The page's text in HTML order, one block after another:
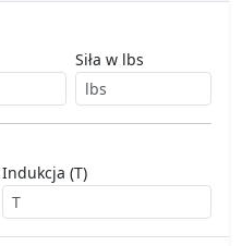
Siła w lbs
Indukcja (T)